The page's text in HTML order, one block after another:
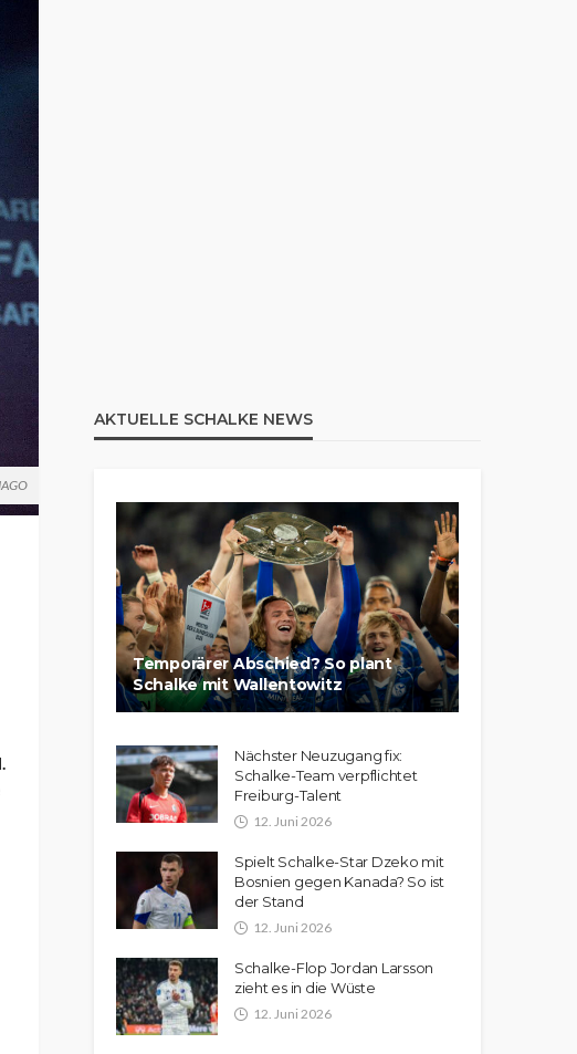
AKTUELLE SCHALKE NEWS
Temporärer Abschied? So plant
Schalke mit Wallentowitz
Nächster Neuzugang fix:
Schalke-Team verpflichtet
Freiburg-Talent
12. Juni 2026
Spielt Schalke-Star Dzeko mit
Bosnien gegen Kanada? So ist
der Stand
12. Juni 2026
Schalke-Flop Jordan Larsson
zieht es in die Wüste
12. Juni 2026